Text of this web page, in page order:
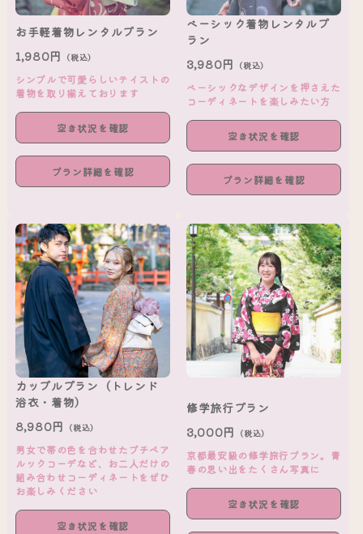
お手軽着物レンタルプラン
1,980円 （税込）
シンプルで可愛らしいテイストの
着物を取り揃えております
空き状況を確認
プラン詳細を確認
ベーシック着物レンタルプ
ラン
3,980円 （税込）
ベーシックなデザインを押さえた
コーディネートを楽しみたい方
空き状況を確認
プラン詳細を確認
カップルプラン（トレンド
浴衣・着物）
8,980円 （税込）
男女で帯の色を合わせたプチペア
ルックコーデなど、お二人だけの
組み合わせコーディネートをぜひ
お楽しみください
空き状況を確認
修学旅行プラン
3,000円 （税込）
京都最安級の修学旅行プラン。青
春の思い出をたくさん写真に
空き状況を確認